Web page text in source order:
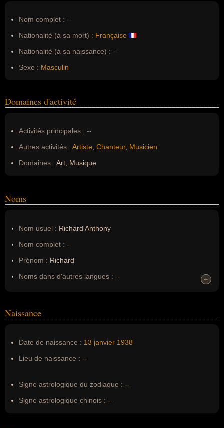
Nom complet : --
Nationalité (à sa mort) : Française
Nationalité (à sa naissance) : --
Sexe : Masculin
Domaines d'activité
Activités principales : --
Autres activités : Artiste Chanteur, Musicien
Domaines : Art, Musique
Noms
Nom usuel : Richard Anthony
Nom complet : --
Prénom : Richard
Noms dans d'autres langues : --
Nom de famille :Anthony
+
+
Naissance
Date de naissance : 13 janvier 1938
Lieu de naissance : --
Signe astrologique du zodiaque : --
Signe astrologique chinois : --